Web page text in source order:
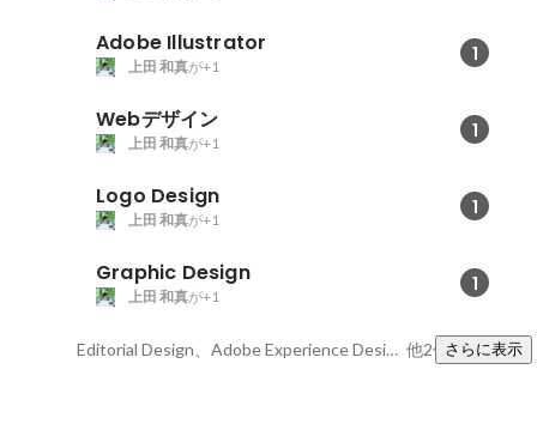
Adobe Illustrator 1
上田 和真が+1
Webデザイン 1
上田 和真が+1
Logo Design 1
上田 和真が+1
Graphic Design 1
上田 和真が+1
Editorial Design、Adobe Experience Design、Prott 他2件さらに表示